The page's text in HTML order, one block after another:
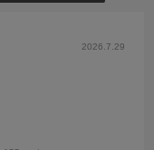
2026.7.29